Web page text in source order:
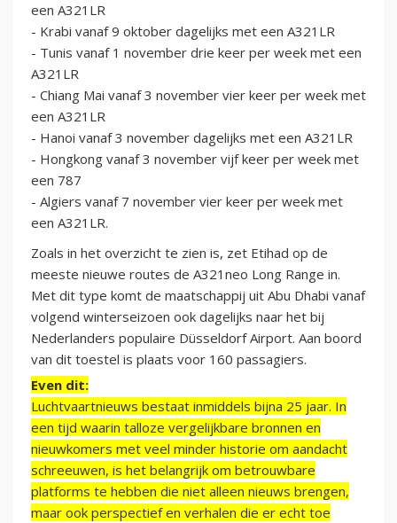
een A321LR
- Krabi vanaf 9 oktober dagelijks met een A321LR
- Tunis vanaf 1 november drie keer per week met een
A321LR
- Chiang Mai vanaf 3 november vier keer per week met
een A321LR
- Hanoi vanaf 3 november dagelijks met een A321LR
- Hongkong vanaf 3 november vijf keer per week met
een 787
- Algiers vanaf 7 november vier keer per week met
een A321LR.
Zoals in het overzicht te zien is, zet Etihad op de
meeste nieuwe routes de A321neo Long Range in.
Met dit type komt de maatschappij uit Abu Dhabi vanaf
volgend winterseizoen ook dagelijks naar het bij
Nederlanders populaire Düsseldorf Airport. Aan boord
van dit toestel is plaats voor 160 passagiers.
Even dit:
Luchtvaartnieuws bestaat inmiddels bijna 25 jaar. In
een tijd waarin talloze vergelijkbare bronnen en
nieuwkomers met veel minder historie om aandacht
schreeuwen, is het belangrijk om betrouwbare
platforms te hebben die niet alleen nieuws brengen,
maar ook perspectief en verhalen die er echt toe